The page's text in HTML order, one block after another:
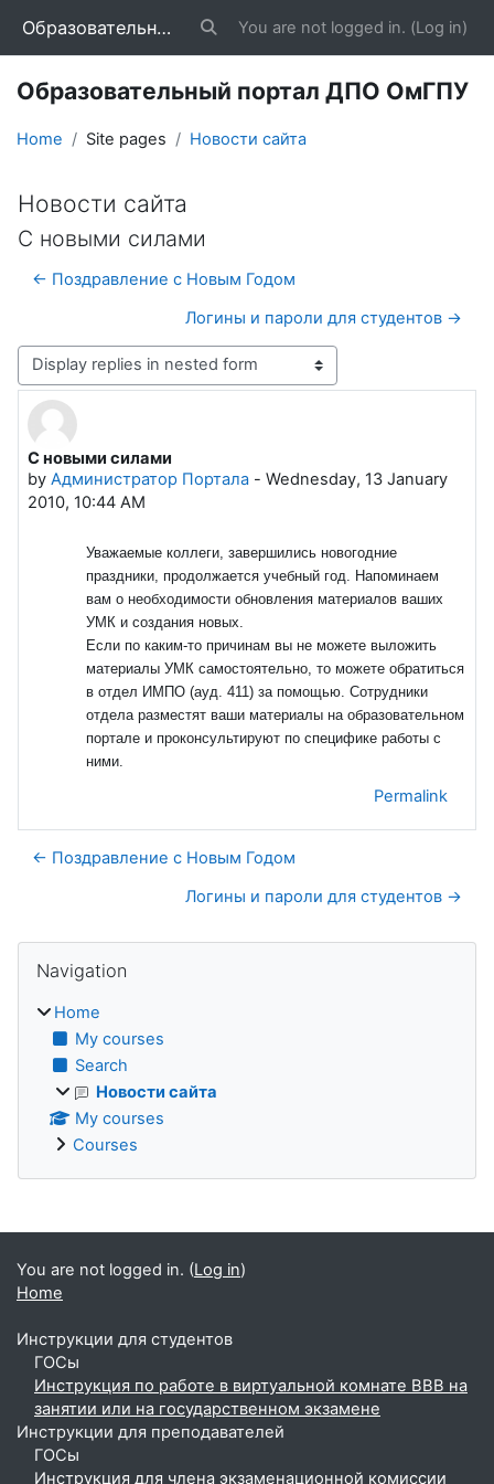
Образовательный портал ДПО ОмГПУ Toggle search input
You are not logged in. (Log in)
Образовательный портал ДПО ОмГПУ
Home Site pages Новости сайта
Новости сайта
С новыми силами
← Поздравление с Новым Годом
Логины и пароли для студентов →
Display mode
С новыми силами
by Администратор Портала - Wednesday, 13 January
2010, 10:44 AM
Number of replies: 0
Уважаемые коллеги, завершились новогодние
праздники, продолжается учебный год. Напоминаем
вам о необходимости обновления материалов ваших
УМК и создания новых.
Если по каким-то причинам вы не можете выложить
материалы УМК самостоятельно, то можете обратиться
в отдел ИМПО (ауд. 411) за помощью. Сотрудники
отдела разместят ваши материалы на образовательном
портале и проконсультируют по специфике работы с
ними.
Permalink
← Поздравление с Новым Годом
Логины и пароли для студентов →
Navigation
Home
My courses
Search
Новости сайта
My courses
Courses
Supplementary blocks
You are not logged in. (Log in)
Home
Инструкции для студентов
ГОСы
Инструкция по работе в виртуальной комнате BBB на
занятии или на государственном экзамене
Инструкции для преподавателей
ГОСы
Инструкция для члена экзаменационной комиссии